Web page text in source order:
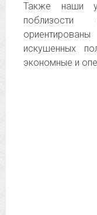
Также наши
искушенных
экономные и